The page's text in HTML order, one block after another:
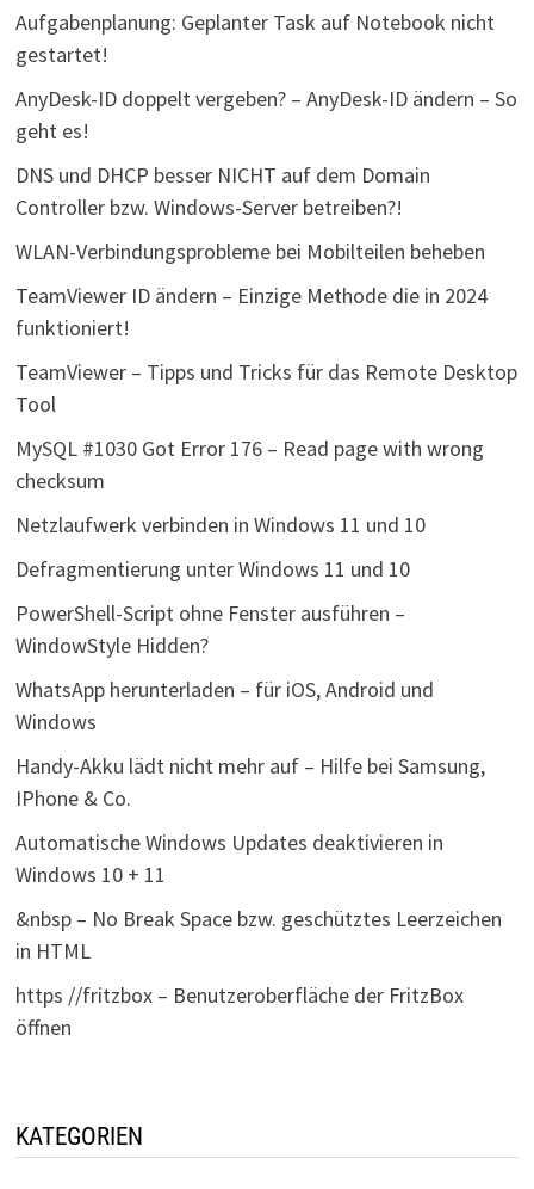
Aufgabenplanung: Geplanter Task auf Notebook nicht
gestartet!
AnyDesk-ID doppelt vergeben? – AnyDesk-ID ändern – So
geht es!
DNS und DHCP besser NICHT auf dem Domain
Controller bzw. Windows-Server betreiben?!
WLAN-Verbindungsprobleme bei Mobilteilen beheben
TeamViewer ID ändern – Einzige Methode die in 2024
funktioniert!
TeamViewer – Tipps und Tricks für das Remote Desktop
Tool
MySQL #1030 Got Error 176 – Read page with wrong
checksum
Netzlaufwerk verbinden in Windows 11 und 10
Defragmentierung unter Windows 11 und 10
PowerShell-Script ohne Fenster ausführen –
WindowStyle Hidden?
WhatsApp herunterladen – für iOS, Android und
Windows
Handy-Akku lädt nicht mehr auf – Hilfe bei Samsung,
IPhone & Co.
Automatische Windows Updates deaktivieren in
Windows 10 + 11
&nbsp – No Break Space bzw. geschütztes Leerzeichen
in HTML
https //fritzbox – Benutzeroberfläche der FritzBox
öffnen
KATEGORIEN